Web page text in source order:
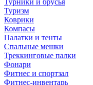
Турники и брусья
Туризм
Коврики
Компасы
Палатки и тенты
Спальные мешки
Треккинговые палки
Фонари
Фитнес и спортзал
Фитнес-инвентарь